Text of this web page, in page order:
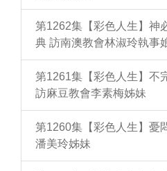
第1262集【彩色人生】神
典 訪南澳教會林淑玲執事
第1261集【彩色人生】不
訪麻豆教會李素梅姊妹
第1260集【彩色人生】憂
潘美玲姊妹